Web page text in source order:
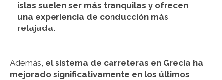
islas suelen ser más tranquilas y ofrecen
una experiencia de conducción más
relajada.
Además, el sistema de carreteras en Grecia ha
mejorado significativamente en los últimos